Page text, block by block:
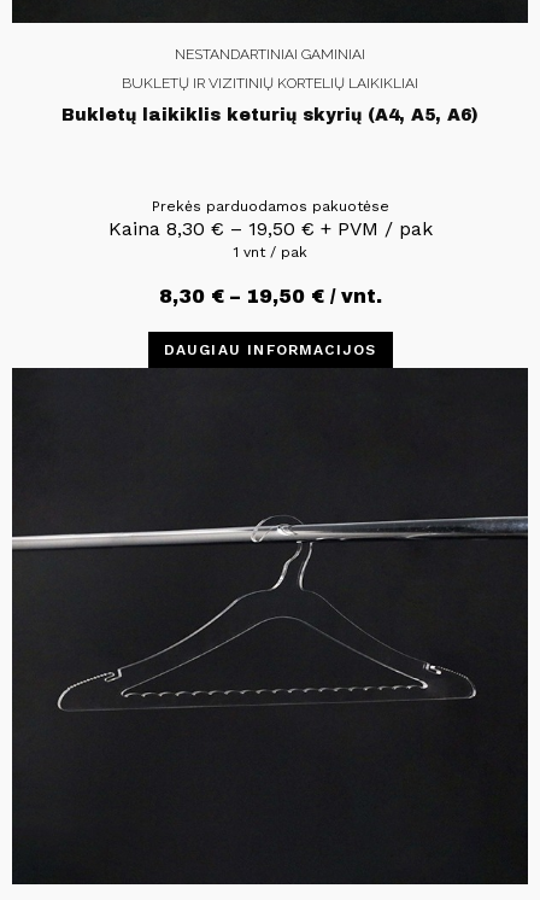
NESTANDARTINIAI GAMINIAI
BUKLETŲ IR VIZITINIŲ KORTELIŲ LAIKIKLIAI
Bukletų laikiklis keturių skyrių (A4, A5, A6)
Prekės parduodamos pakuotėse
Kaina 8,30 € – 19,50 € + PVM / pak
1 vnt / pak
8,30 €– 19,50 €/ vnt.
DAUGIAU INFORMACIJOS